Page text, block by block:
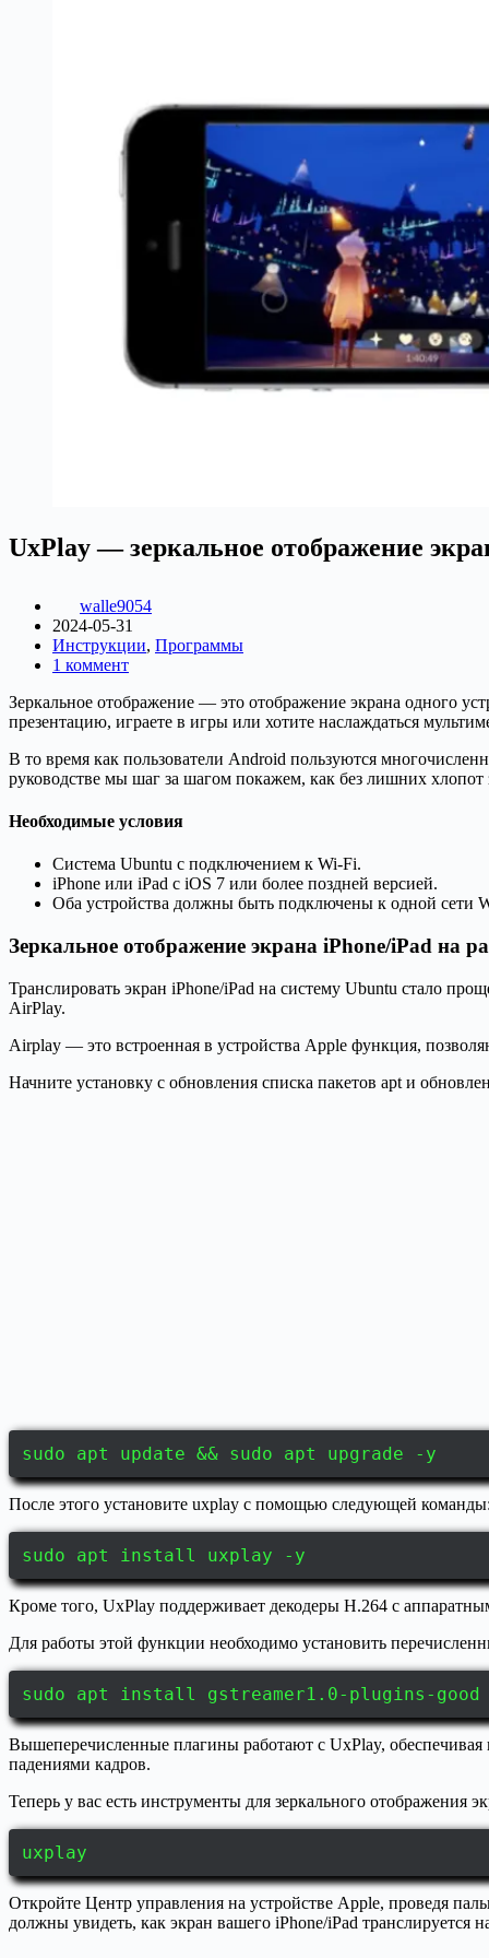
UxPlay — зеркальное отображение
walle9054
2024-05-31
Инструкции, Программы
1 коммент
Зеркальное отображение — это отображение экрана одного
презентацию, играете в игры или хотите наслаждаться
В то время как пользователи Android пользуются
руководстве мы шаг за шагом покажем, как без лишних хлопот
Необходимые условия
Система Ubuntu с подключением к Wi-Fi.
iPhone или iPad с iOS 7 или более поздней версией.
Оба устройства должны быть подключены к одной сети
Зеркальное отображение экрана iPhone/iPad на
Транслировать экран iPhone/iPad на систему Ubuntu стало
AirPlay.
Airplay — это встроенная в устройства Apple функция,
Начните установку с обновления списка пакетов apt и
sudo apt update && sudo apt upgrade -y
После этого установите uxplay с помощью следующей команды:
sudo apt install uxplay -y
Кроме того, UxPlay поддерживает декодеры H.264 с
Для работы этой функции необходимо установить
sudo apt install gstreamer1.0-plugins-
Вышеперечисленные плагины работают с UxPlay,
падениями кадров.
Теперь у вас есть инструменты для зеркального отображения
uxplay
Откройте Центр управления на устройстве Apple, проведя
должны увидеть, как экран вашего iPhone/iPad транслируется